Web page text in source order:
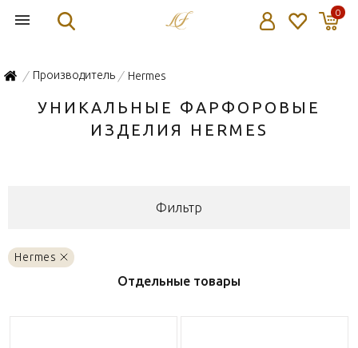
0
/ Производитель / Hermes
УНИКАЛЬНЫЕ ФАРФОРОВЫЕ
ИЗДЕЛИЯ HERMES
Фильтр
Hermes
Отдельные товары